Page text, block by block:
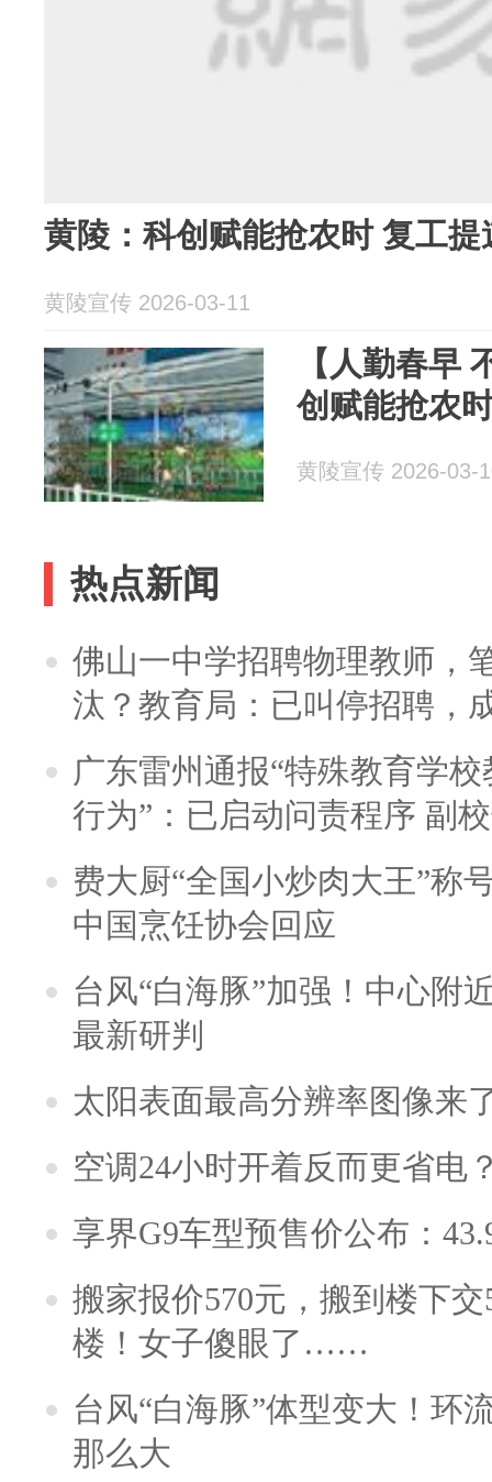
黄陵：科创赋能抢农时 复工提
黄陵宣传 2026-03-11
【人勤春早
创赋能抢农
黄陵宣传 2026-03-
热点新闻
佛山一中学招聘物理教师，
汰？教育局：已叫停招聘，
广东雷州通报“特殊教育学
行为”：已启动问责程序 副
费大厨“全国小炒肉大王”称
中国烹饪协会回应
台风“白海豚”加强！中心附
最新研判
太阳表面最高分辨率图像来
空调24小时开着反而更省电
享界G9车型预售价公布：
搬家报价570元，搬到楼下
楼！女子傻眼了……
台风“白海豚”体型变大！环
那么大